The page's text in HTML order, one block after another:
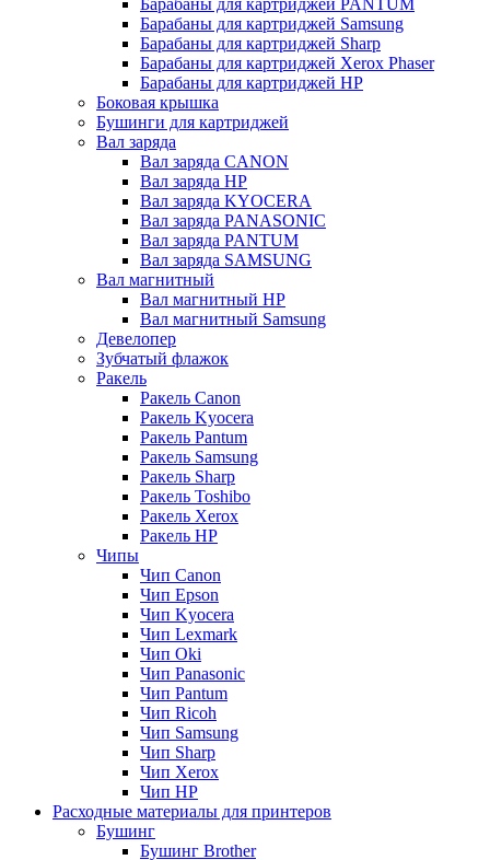
Барабаны для картриджей PANTUM
Барабаны для картриджей Samsung
Барабаны для картриджей Sharp
Барабаны для картриджей Xerox Phaser
Барабаны для картриджей НР
Боковая крышка
Бушинги для картриджей
Вал заряда
Вал заряда CANON
Вал заряда HP
Вал заряда KYOCERA
Вал заряда PANASONIC
Вал заряда PANTUM
Вал заряда SAMSUNG
Вал магнитный
Вал магнитный HP
Вал магнитный Samsung
Девелопер
Зубчатый флажок
Ракель
Ракель Canon
Ракель Kyocera
Ракель Pantum
Ракель Samsung
Ракель Sharp
Ракель Toshibo
Ракель Xerox
Ракель НР
Чипы
Чип Canon
Чип Epson
Чип Kyocera
Чип Lexmark
Чип Oki
Чип Panasonic
Чип Pantum
Чип Ricoh
Чип Samsung
Чип Sharp
Чип Xerox
Чип НР
Расходные материалы для принтеров
Бушинг
Бушинг Brother